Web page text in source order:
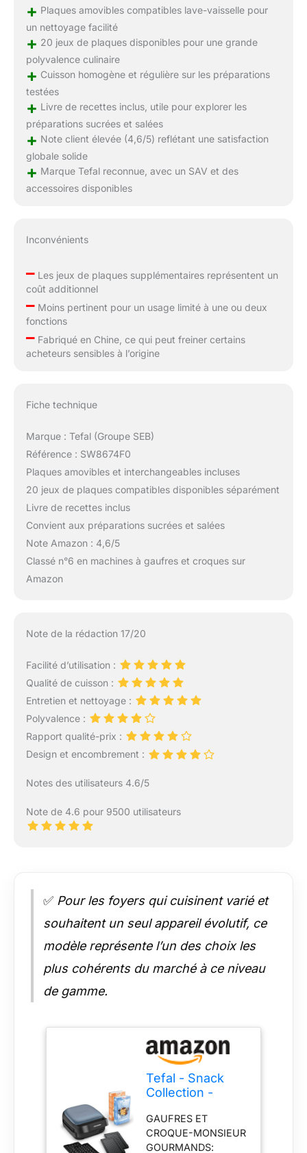
+ Plaques amovibles compatibles lave-vaisselle pour
un nettoyage facilité
+ 20 jeux de plaques disponibles pour une grande
polyvalence culinaire
+ Cuisson homogène et régulière sur les préparations
testées
+ Livre de recettes inclus, utile pour explorer les
préparations sucrées et salées
+ Note client élevée (4,6/5) reflétant une satisfaction
globale solide
+ Marque Tefal reconnue, avec un SAV et des
accessoires disponibles
Inconvénients
–Les jeux de plaques supplémentaires représentent un
coût additionnel
–Moins pertinent pour un usage limité à une ou deux
fonctions
–Fabriqué en Chine, ce qui peut freiner certains
acheteurs sensibles à l’origine
Fiche technique
Marque : Tefal (Groupe SEB)
Référence : SW8674F0
Plaques amovibles et interchangeables incluses
20 jeux de plaques compatibles disponibles séparément
Livre de recettes inclus
Convient aux préparations sucrées et salées
Note Amazon : 4,6/5
Classé n°6 en machines à gaufres et croques sur
Amazon
Note de la rédaction 17/20
Facilité d’utilisation :
Qualité de cuisson :
Entretien et nettoyage :
Polyvalence :
Rapport qualité-prix :
Design et encombrement :
Notes des utilisateurs 4.6/5
Note de 4.6 pour 9500 utilisateurs
✅ Pour les foyers qui cuisinent varié et
souhaitent un seul appareil évolutif, ce
modèle représente l’un des choix les
plus cohérents du marché à ce niveau
de gamme.
Tefal - Snack
Collection -
jeux de plaques
GAUFRES ET
CROQUE-MONSIEUR
GOURMANDS: